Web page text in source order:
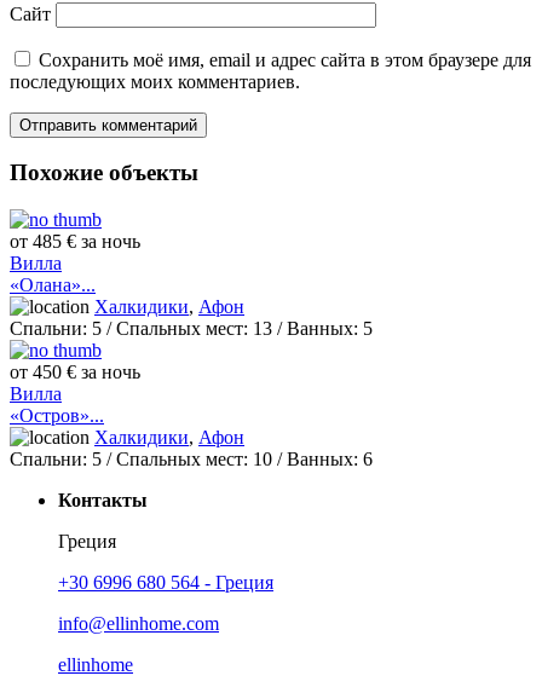
Сайт
Сохранить моё имя, email и адрес сайта в этом браузере для
последующих моих комментариев.
Похожие объекты
от 485 € за ночь
Вилла
«Олана»...
Халкидики, Афон
Спальни: 5 / Спальных мест: 13 /Ванных: 5
от 450 € за ночь
Вилла
«Остров»...
Халкидики, Афон
Спальни: 5 / Спальных мест: 10 /Ванных: 6
Контакты
Греция
+30 6996 680 564 - Греция
info@ellinhome.com
ellinhome